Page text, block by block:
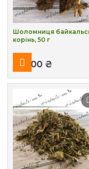
Шоломниця
корінь, 50 г
₴